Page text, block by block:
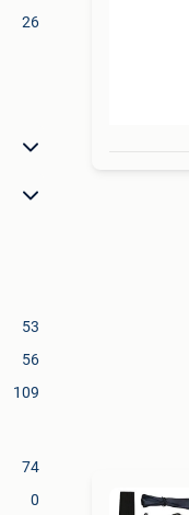
26
53
56
109
74
0